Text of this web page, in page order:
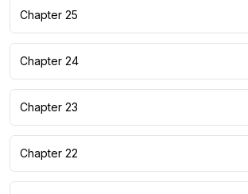
Chapter 25
Chapter 24
Chapter 23
Chapter 22